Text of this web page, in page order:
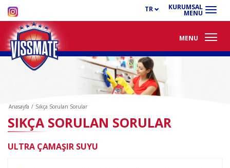
KURUMSAL
MENU
TR
MENU
Anasayfa / Sıkça Sorulan Sorular
SIKÇA SORULAN SORULAR
ULTRA ÇAMAŞIR SUYU